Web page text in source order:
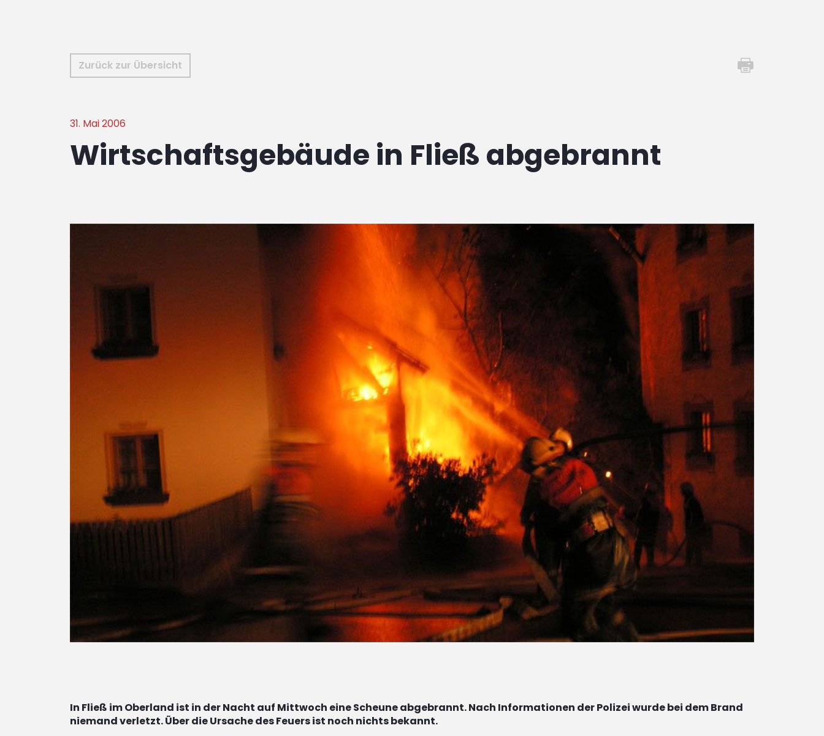
Zurück zur Übersicht
31. Mai 2006
Wirtschaftsgebäude in Fließ abgebrannt
In Fließ im Oberland ist in der Nacht auf Mittwoch eine Scheune abgebrannt. Nach Informationen der Polizei wurde bei dem Brand
niemand verletzt. Über die Ursache des Feuers ist noch nichts bekannt.